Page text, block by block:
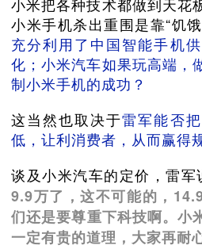
小米把各种技术都做到天花
小米手机杀出重围是靠“饥
充分利用了中国智能手机
化；小米汽车如果玩高端，
制小米手机的成功？
这当然也取决于雷军能否
低，让利消费者，从而赢得
谈及小米汽车的定价，雷军
9.9万了，这不可能的，
们还是要尊重下科技啊。小
一定有贵的道理，大家再耐